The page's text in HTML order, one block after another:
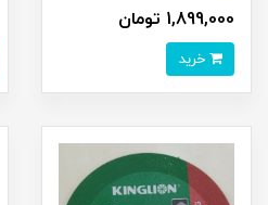
1,899,000 تومان